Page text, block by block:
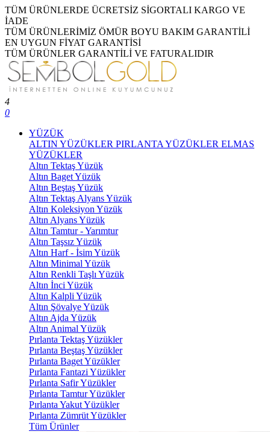
TÜM ÜRÜNLERDE ÜCRETSİZ SİGORTALI KARGO VE
İADE
TÜM ÜRÜNLERİMİZ ÖMÜR BOYU BAKIM GARANTİLİ
EN UYGUN FİYAT GARANTİSİ
TÜM ÜRÜNLER GARANTİLİ VE FATURALIDIR
4
0
YÜZÜK
ALTIN YÜZÜKLER PIRLANTA YÜZÜKLER ELMAS
YÜZÜKLER
Altın Tektaş Yüzük
Altın Baget Yüzük
Altın Beştaş Yüzük
Altın Tektaş Alyans Yüzük
Altın Koleksiyon Yüzük
Altın Alyans Yüzük
Altın Tamtur - Yarımtur
Altın Taşsız Yüzük
Altın Harf - İsim Yüzük
Altın Minimal Yüzük
Altın Renkli Taşlı Yüzük
Altın İnci Yüzük
Altın Kalpli Yüzük
Altın Şövalye Yüzük
Altın Ajda Yüzük
Altın Animal Yüzük
Pırlanta Tektaş Yüzükler
Pırlanta Beştaş Yüzükler
Pırlanta Baget Yüzükler
Pırlanta Fantazi Yüzükler
Pırlanta Safir Yüzükler
Pırlanta Tamtur Yüzükler
Pırlanta Yakut Yüzükler
Pırlanta Zümrüt Yüzükler
Tüm Ürünler